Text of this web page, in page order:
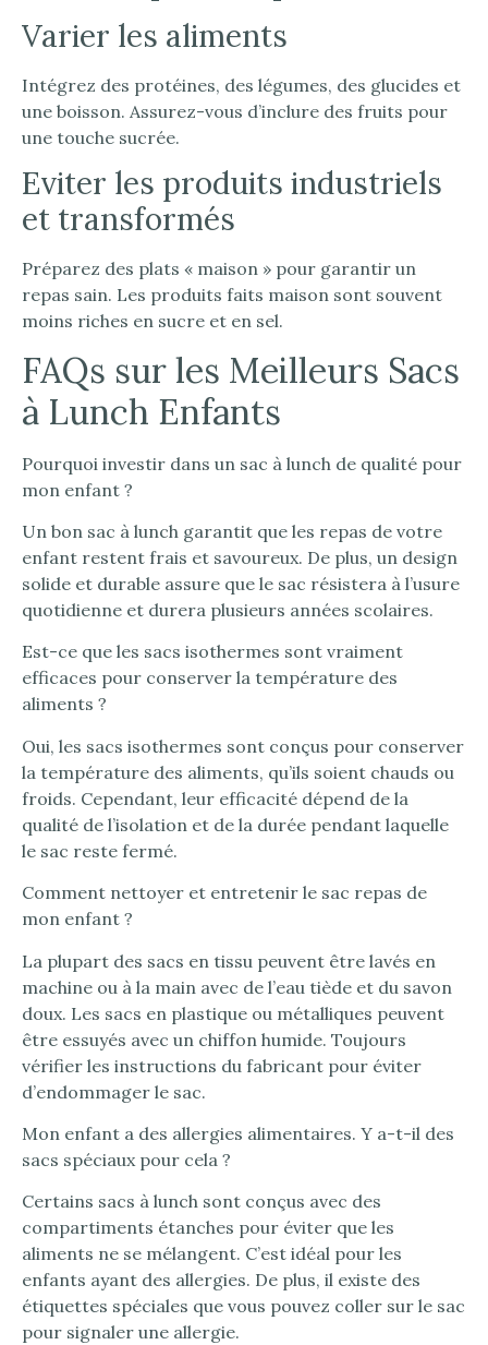
Varier les aliments
Intégrez des protéines, des légumes, des glucides et
une boisson. Assurez-vous d’inclure des fruits pour
une touche sucrée.
Eviter les produits industriels
et transformés
Préparez des plats « maison » pour garantir un
repas sain. Les produits faits maison sont souvent
moins riches en sucre et en sel.
FAQs sur les Meilleurs Sacs
à Lunch Enfants
Pourquoi investir dans un sac à lunch de qualité pour
mon enfant ?
Un bon sac à lunch garantit que les repas de votre
enfant restent frais et savoureux. De plus, un design
solide et durable assure que le sac résistera à l’usure
quotidienne et durera plusieurs années scolaires.
Est-ce que les sacs isothermes sont vraiment
efficaces pour conserver la température des
aliments ?
Oui, les sacs isothermes sont conçus pour conserver
la température des aliments, qu’ils soient chauds ou
froids. Cependant, leur efficacité dépend de la
qualité de l’isolation et de la durée pendant laquelle
le sac reste fermé.
Comment nettoyer et entretenir le sac repas de
mon enfant ?
La plupart des sacs en tissu peuvent être lavés en
machine ou à la main avec de l’eau tiède et du savon
doux. Les sacs en plastique ou métalliques peuvent
être essuyés avec un chiffon humide. Toujours
vérifier les instructions du fabricant pour éviter
d’endommager le sac.
Mon enfant a des allergies alimentaires. Y a-t-il des
sacs spéciaux pour cela ?
Certains sacs à lunch sont conçus avec des
compartiments étanches pour éviter que les
aliments ne se mélangent. C’est idéal pour les
enfants ayant des allergies. De plus, il existe des
étiquettes spéciales que vous pouvez coller sur le sac
pour signaler une allergie.